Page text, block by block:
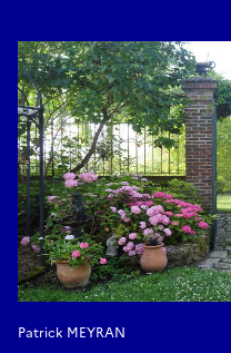
Patrick MEYRAN